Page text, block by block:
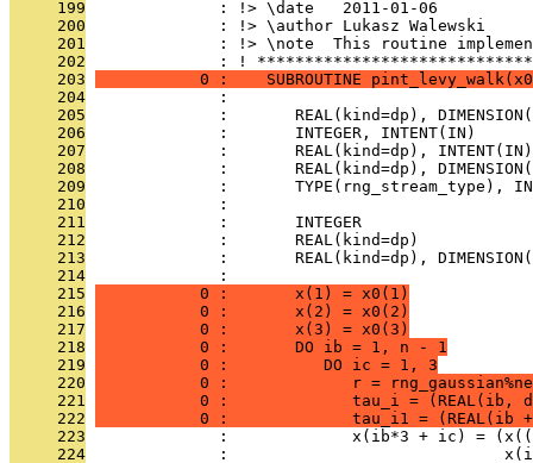
     199
              : !> \date   2011-01-06
     200
              : !> \author Lukasz Walewski
     201
: !> \note  This routine
     202
: !
     203
0 :    SUBROUTINE
     204
              :
     205
:       REAL(kind=dp),
     206
:       INTEGER, INTENT(IN)
     207
:       REAL(kind=dp),
     208
:       REAL(kind=dp),
     209
:       TYPE(rng_stream_type),
     210
              :
     211
:       INTEGER
     212
:       REAL(kind=dp)
     213
:       REAL(kind=dp),
     214
              :
     215
           0 :       x(1) = x0(1)
     216
           0 :       x(2) = x0(2)
     217
           0 :       x(3) = x0(3)
     218
           0 :       DO ib = 1, n - 1
     219
           0 :          DO ic = 1, 3
     220
0 :             r =
     221
0 :             tau_i = (REAL(ib,
     222
0 :             tau_i1 = (REAL(ib
     223
:             x(ib*3 + ic) =
     224
: